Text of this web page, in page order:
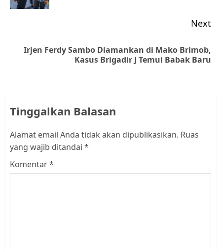
Next
NextIrjen Ferdy Sambo Diamankan di Mako Brimob,
Kasus Brigadir J Temui Babak Baru
Tinggalkan Balasan
Alamat email Anda tidak akan dipublikasikan. Ruas
yang wajib ditandai *
Komentar*